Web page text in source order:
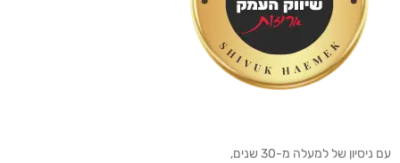
עם ניסיון של למעלה מ-30 שנים,